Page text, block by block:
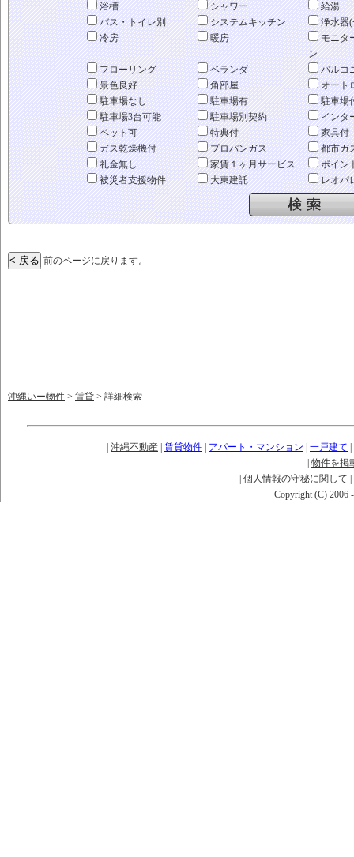
浴槽
シャワー
給湯
バス・トイレ別
システムキッチン
浄水器(
冷房
暖房
モニタ
ン
フローリング
ベランダ
バルコ
景色良好
角部屋
オート
駐車場なし
駐車場有
駐車場
駐車場3台可能
駐車場別契約
インタ
ペット可
特典付
家具付
ガス乾燥機付
プロパンガス
都市ガ
礼金無し
家賃１ヶ月サービス
ポイン
被災者支援物件
大東建託 レオパ
前のページに戻ります。
沖縄いー物件 > 賃貸 > 詳細検索
沖縄不動産 賃貸物件 アパート・マンション 一戸建て
物件を掲
個人情報の守秘に関して
Copyright (C) 2006